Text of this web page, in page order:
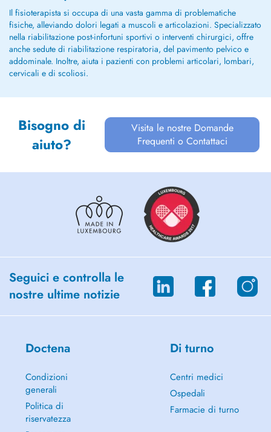
Il fisioterapista si occupa di una vasta gamma di problematiche
fisiche, alleviando dolori legati a muscoli e articolazioni. Specializzato
nella riabilitazione post-infortuni sportivi o interventi chirurgici, offre
anche sedute di riabilitazione respiratoria, del pavimento pelvico e
addominale. Inoltre, aiuta i pazienti con problemi articolari, lombari,
cervicali e di scoliosi.
Bisogno di
aiuto?
Visita le nostre Domande
Frequenti o Contattaci
Seguici e controlla le
nostre ultime notizie
Doctena
Condizioni
generali
Politica di
riservatezza
Di turno
Centri medici
Ospedali
Farmacie di turno